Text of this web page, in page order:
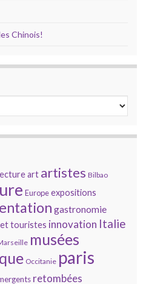
Chinois!
art artistes Bilbao
Europeexpositions
gastronomie
touristes innovation Italie
musées
Occitanie paris
retombées